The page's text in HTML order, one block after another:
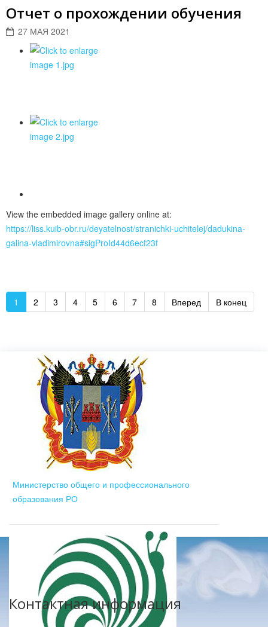
Отчет о прохождении обучения
27 МАЯ 2021
View the embedded image gallery online at:
https://liss.kuib-obr.ru/deyatelnost/stranichki-uchitelej/dadukina-
galina-vladimirovna#sigProId44d6ecf23f
1 2 3 4 5 6 7 8 Вперед В конец
Министерство общего и профессионального
образования РО
Контактная информация